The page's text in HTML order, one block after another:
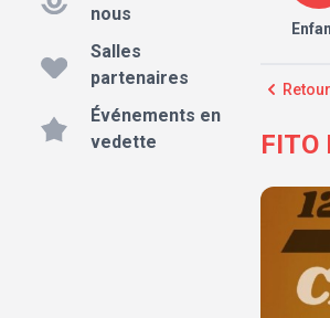
nous
Salles
partenaires
Événements en
vedette
Retour
FITO